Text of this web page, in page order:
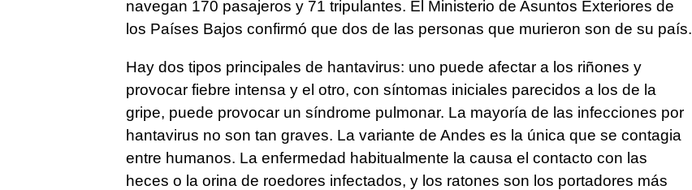
navegan 170 pasajeros y 71 tripulantes. El Ministerio de Asuntos Exteriores de
los Países Bajos confirmó que dos de las personas que murieron son de su país.
Hay dos tipos principales de hantavirus: uno puede afectar a los riñones y
provocar fiebre intensa y el otro, con síntomas iniciales parecidos a los de la
gripe, puede provocar un síndrome pulmonar. La mayoría de las infecciones por
hantavirus no son tan graves. La variante de Andes es la única que se contagia
entre humanos. La enfermedad habitualmente la causa el contacto con las
heces o la orina de roedores infectados, y los ratones son los portadores más